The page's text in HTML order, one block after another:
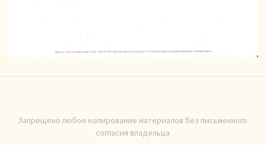
Запрещено любое копирование материалов без письменного
согласия владельца